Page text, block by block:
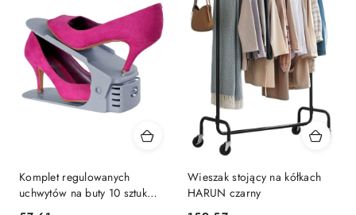
Komplet regulowanych
uchwytów na buty 10 sztuk
szary
Wieszak stojący na kółkach
HARUN czarny